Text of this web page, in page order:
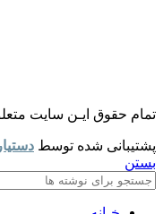
تمام حقوق ایـن سایت
پشتیبانی شده توسط
بستن